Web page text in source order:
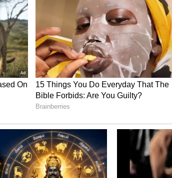
அதிகரித்துள்ளது.
எச்சரிக்கை.. ரிசர்வ் வங்கி